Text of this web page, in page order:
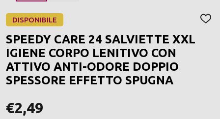
DISPONIBILE
SPEEDY CARE 24 SALVIETTE XXL
IGIENE CORPO LENITIVO CON
ATTIVO ANTI-ODORE DOPPIO
SPESSORE EFFETTO SPUGNA
€2,49